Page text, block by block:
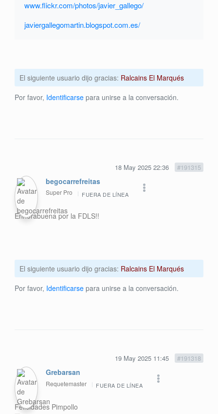
www.flickr.com/photos/javier_gallego/
javiergallegomartin.blogspot.com.es/
El siguiente usuario dijo gracias: Ralcains El Marqués
Por favor, Identificarse para unirse a la conversación.
18 May 2025 22:36 #191315
begocarrefreitas
Super Pro FUERA DE LÍNEA
Enhorabuena por la FDLS!!
El siguiente usuario dijo gracias: Ralcains El Marqués
Por favor, Identificarse para unirse a la conversación.
19 May 2025 11:45 #191318
Grebarsan
Requetemaster FUERA DE LÍNEA
Felicidades Pimpollo